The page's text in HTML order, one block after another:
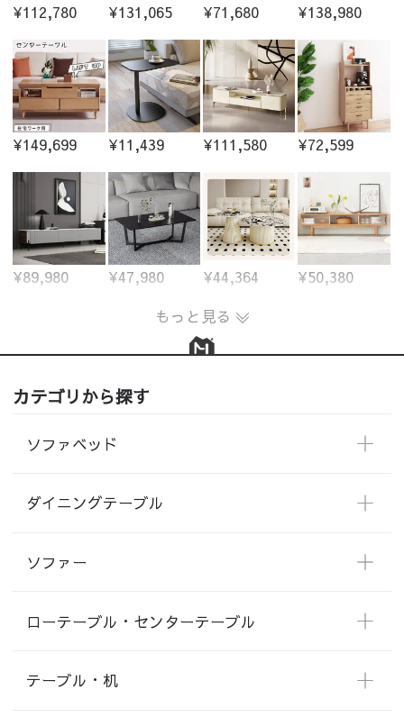
¥112,780 ¥131,065 ¥71,680 ¥138,980
¥149,699 ¥11,439 ¥111,580 ¥72,599
¥89,980 ¥47,980 ¥44,364
¥50,380
もっと見る
カテゴリから探す
ソファベッド
ダイニングテーブル
ソファー
ローテーブル・センターテーブル
テーブル・机